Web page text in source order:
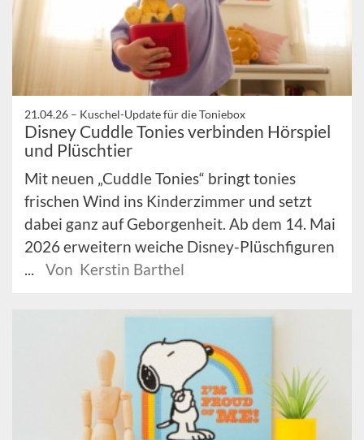
21.04.26 – Kuschel-Update für die Toniebox
Disney Cuddle Tonies verbinden Hörspiel
und Plüschtier
Mit neuen „Cuddle Tonies“ bringt tonies
frischen Wind ins Kinderzimmer und setzt
dabei ganz auf Geborgenheit. Ab dem 14. Mai
2026 erweitern weiche Disney-Plüschfiguren
...
Von Kerstin Barthel